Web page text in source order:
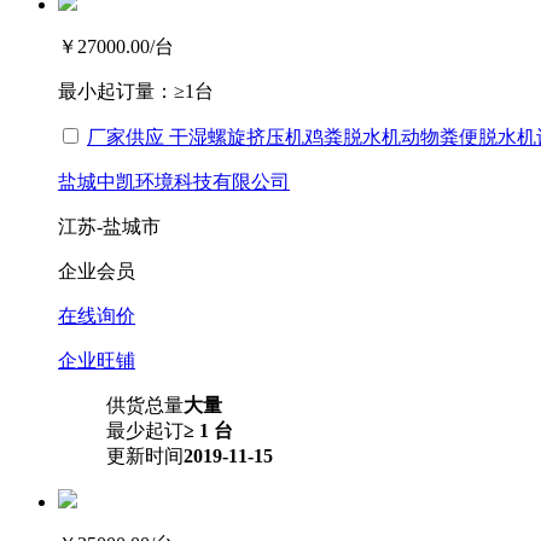
￥27000.00/台
最小起订量： ≥1台
厂家供应 干湿螺旋挤压机鸡粪脱水机动物粪便脱水
盐城中凯环境科技有限公司
江苏-盐城市
企业会员
在线询价
企业旺铺
供货总量大量
最少起订≥ 1 台
更新时间2019-11-15